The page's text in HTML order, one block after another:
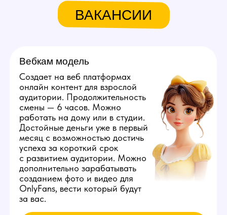
youmaybe.global@gmail.com
+79384727352
Связаться с нами: